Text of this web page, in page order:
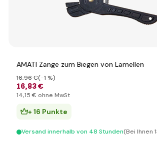
AMATI Zange zum Biegen von Lamellen
16,83 €
16,96 €(-1 %)
14,15 € ohne MwSt
+ 16 Punkte
Versand innerhalb von 48 Stunden(Bei Ihnen